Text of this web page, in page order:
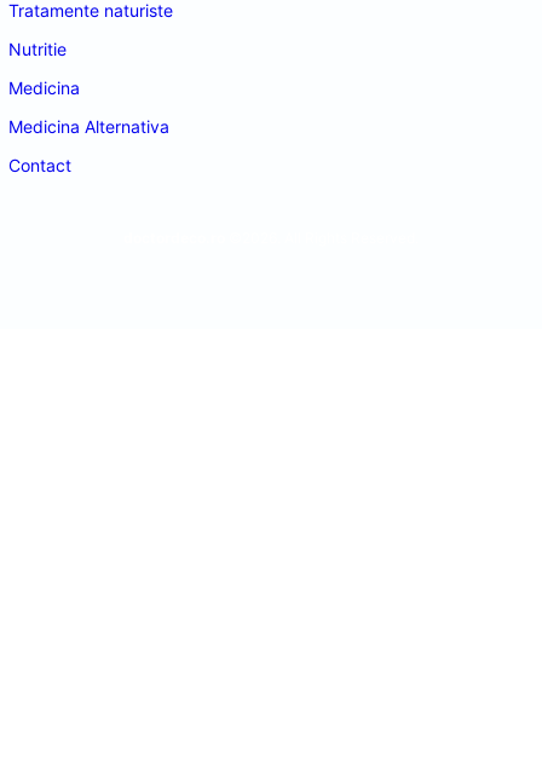
Tratamente naturiste
Nutritie
Medicina
Medicina Alternativa
Contact